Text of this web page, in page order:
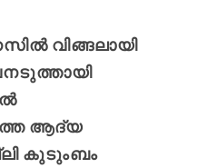
വിങ്ങലായി
ആദ്യ
കുടുംബം